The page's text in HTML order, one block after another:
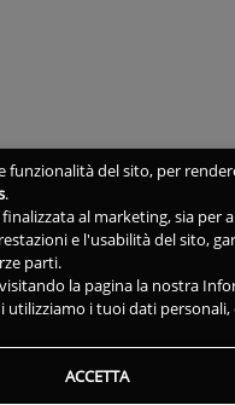
funzionalità del sito, per
.
al marketing, sia
e l'usabilità del sito,
parti.
la pagina la nostra
i tuoi dati
ACCETTA